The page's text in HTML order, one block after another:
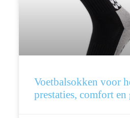
Voetbalsokken voor
prestaties, comfort